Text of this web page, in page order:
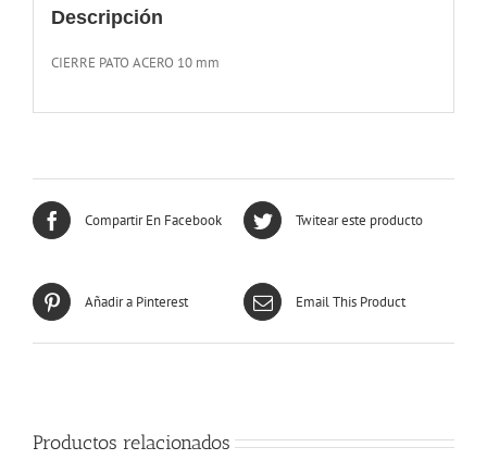
Descripción
CIERRE PATO ACERO 10 mm
Compartir En Facebook Twitear este producto
Añadir a Pinterest Email This Product
Productos relacionados